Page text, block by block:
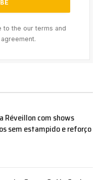
to the our terms and
Réveillon com shows
sem estampido e reforço